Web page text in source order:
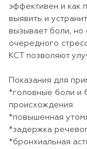
эффективен и как
выявить и
вызывает боли, но
очередного
КСТ позволяют
Показания для
*головные боли и
происхождения
*повышенная
*задержка
*бронхиальная